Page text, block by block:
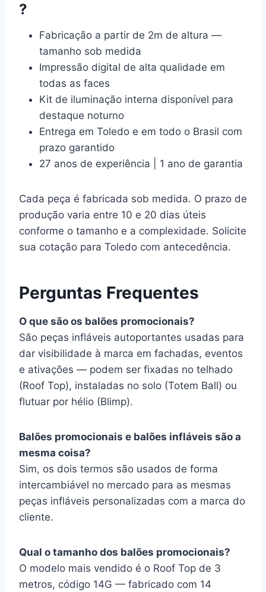
?
Fabricação a partir de 2m de altura —
tamanho sob medida
Impressão digital de alta qualidade em
todas as faces
Kit de iluminação interna disponível para
destaque noturno
Entrega em Toledo e em todo o Brasil com
prazo garantido
27 anos de experiência | 1 ano de garantia
Cada peça é fabricada sob medida. O prazo de
produção varia entre 10 e 20 dias úteis
conforme o tamanho e a complexidade. Solicite
sua cotação para Toledo com antecedência.
Perguntas Frequentes
O que são os balões promocionais?
São peças infláveis autoportantes usadas para
dar visibilidade à marca em fachadas, eventos
e ativações — podem ser fixadas no telhado
(Roof Top), instaladas no solo (Totem Ball) ou
flutuar por hélio (Blimp).
Balões promocionais e balões infláveis são a
mesma coisa?
Sim, os dois termos são usados de forma
intercambiável no mercado para as mesmas
peças infláveis personalizadas com a marca do
cliente.
Qual o tamanho dos balões promocionais?
O modelo mais vendido é o Roof Top de 3
metros, código 14G — fabricado com 14